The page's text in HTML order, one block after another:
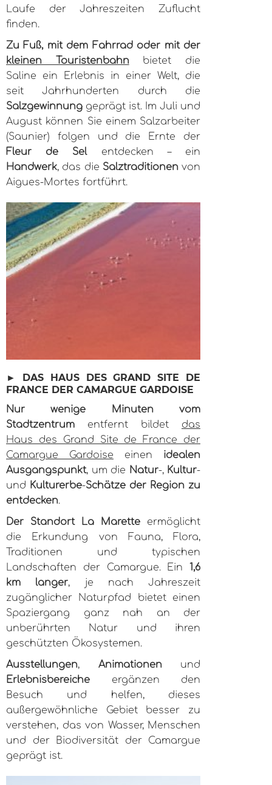
Laufe der Jahreszeiten Zuflucht
finden.
Zu Fuß, mit dem Fahrrad oder mit der
kleinen Touristenbahn
bietet die
Saline ein Erlebnis in einer Welt, die
seit Jahrhunderten durch die
Salzgewinnung geprägt ist. Im Juli und
August können Sie einem Salzarbeiter
(Saunier) folgen und die Ernte der
Fleur de Selentdecken – ein
Handwerk, das die Salztraditionen von
Aigues-Mortes fortführt.
► DAS HAUS DES GRAND SITE DE
FRANCE DER CAMARGUE GARDOISE
Nur wenige Minuten vom
Stadtzentrum entfernt bildet das
Haus des Grand Site de France der
Camargue Gardoise einen idealen
Ausgangspunkt, um die Natur-, Kultur-
und Kulturerbe-Schätze der Region zu
entdecken.
Der Standort La Marette ermöglicht
die Erkundung von Fauna, Flora,
Traditionen und typischen
Landschaften der Camargue. Ein 1,6
km langer, je nach Jahreszeit
zugänglicher Naturpfad bietet einen
Spaziergang ganz nah an der
unberührten Natur und ihren
geschützten Ökosystemen.
Ausstellungen, Animationen und
Erlebnisbereiche ergänzen den
Besuch und helfen, dieses
außergewöhnliche Gebiet besser zu
verstehen, das von Wasser, Menschen
und der Biodiversität der Camargue
geprägt ist.